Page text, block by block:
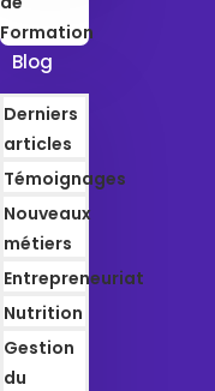
Formation
Blog
Derniers
articles
Témoignages
Nouveaux
métiers
Entrepreneuriat
Nutrition
Gestion
du